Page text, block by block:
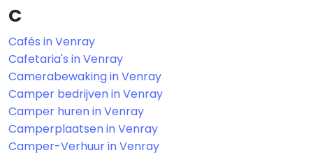
C
Cafés in Venray
Cafetaria's in Venray
Camerabewaking in Venray
Camper bedrijven in Venray
Camper huren in Venray
Camperplaatsen in Venray
Camper-Verhuur in Venray